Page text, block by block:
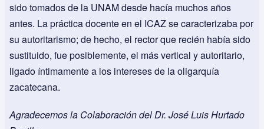
sido tomados de la UNAM desde hacía muchos años
antes. La práctica docente en el ICAZ se caracterizaba por
su autoritarismo; de hecho, el rector que recién había sido
sustituido, fue posiblemente, el más vertical y autoritario,
ligado íntimamente a los intereses de la oligarquía
zacatecana.
Agradecemos la Colaboración del Dr. José Luis Hurtado